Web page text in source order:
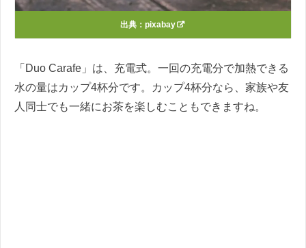
出典： pixabay
「Duo Carafe」は、充電式。一回の充電分で加熱できる
水の量はカップ4杯分です。カップ4杯分なら、家族や友
人同士でも一緒にお茶を楽しむこともできますね。